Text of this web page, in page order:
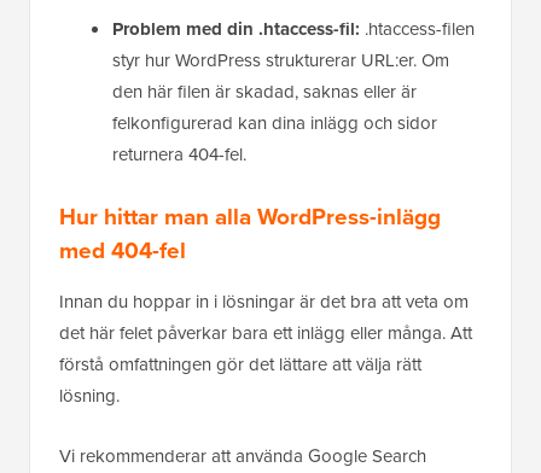
Problem med din .htaccess-fil: .htaccess-filen
styr hur WordPress strukturerar URL:er. Om
den här filen är skadad, saknas eller är
felkonfigurerad kan dina inlägg och sidor
returnera 404-fel.
Hur hittar man alla WordPress-inlägg
med 404-fel
Innan du hoppar in i lösningar är det bra att veta om
det här felet påverkar bara ett inlägg eller många. Att
förstå omfattningen gör det lättare att välja rätt
lösning.
Vi rekommenderar att använda Google Search